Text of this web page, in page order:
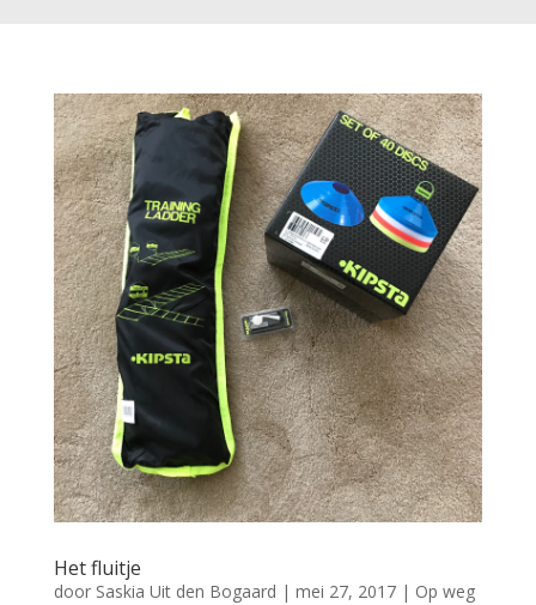
Het fluitje
door Saskia Uit den Bogaard | mei 27, 2017| Op weg